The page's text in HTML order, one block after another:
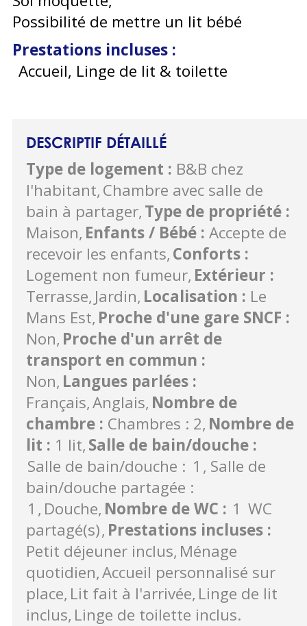
Possibilité de mettre un lit bébé
Prestations incluses :
Accueil, Linge de lit & toilette
DESCRIPTIF DÉTAILLÉ
Type de logement : B&B chez
l'habitant Chambre avec salle de
bain à partager Type de propriété :
Maison Enfants / Bébé : Accepte de
recevoir les enfants Conforts :
Logement non fumeur Extérieur :
Terrasse Jardin Localisation : Le
Mans Est Proche d'une gare SNCF :
Non Proche d'un arrêt de
transport en commun :
Non Langues parlées :
Français Anglais Nombre de
chambre : Chambres : 2 Nombre de
lit : 1 lit Salle de bain/douche :
Salle de bain/douche : 1
Salle de
bain/douche partagée :
1 Douche Nombre de WC : 1 WC
partagé(s) Prestations incluses :
Petit déjeuner inclus Ménage
quotidien Accueil personnalisé sur
place Lit fait à l'arrivée Linge de lit
inclus Linge de toilette inclus